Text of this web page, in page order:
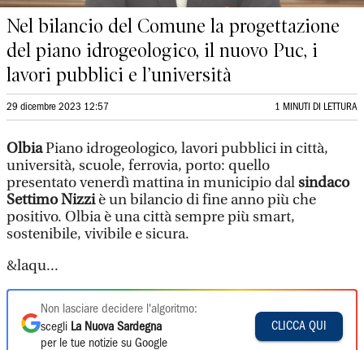
Nel bilancio del Comune la progettazione
del piano idrogeologico, il nuovo Puc, i
lavori pubblici e l’università
29 dicembre 2023 12:57 1 MINUTI DI LETTURA
OlbiaPiano idrogeologico, lavori pubblici in città,
università, scuole, ferrovia, porto: quello
presentato venerdì mattina in municipio dalsindaco
Settimo Nizziè un bilancio di fine anno più che
positivo. Olbia è una città sempre più smart,
sostenibile, vivibile e sicura.
&laqu...
Non lasciare decidere l'algoritmo:
scegli La Nuova Sardegna
per le tue notizie su Google
CLICCA QUI